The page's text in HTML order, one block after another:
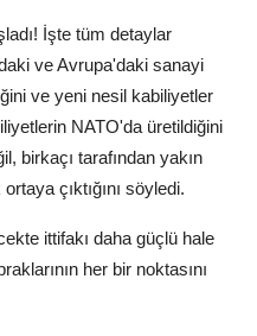
İşte tüm detaylar
ve Avrupa'daki sanayi
ve yeni nesil kabiliyetler
NATO'da üretildiğini
birkaçı tarafından yakın
çıktığını söyledi.
ittifakı daha güçlü hale
her bir noktasını